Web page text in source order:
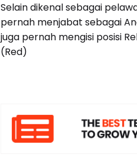
Selain dikenal sebagai
pernah menjabat sebagai
juga pernah mengisi posisi
(Red)